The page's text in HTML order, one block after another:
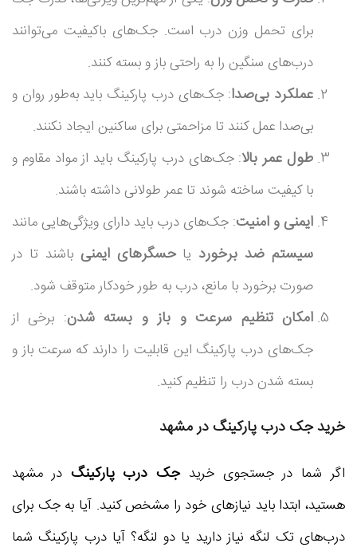
برای تحمل وزن درب است. جک‌های باکیفیت می‌توانند
درب‌های سنگین را به راحتی باز و بسته کنند.
عملکرد بی‌صدا: جک‌های درب پارکینگ باید به‌طور روان و
بی‌صدا عمل کنند تا مزاحمتی برای ساکنین ایجاد نکنند.
طول عمر بالا: جک‌های درب پارکینگ باید از مواد مقاوم و
با کیفیت ساخته شوند تا عمر طولانی داشته باشند.
ایمنی و امنیت: جک‌های درب باید دارای ویژگی‌هایی مانند
سیستم ضد برخورد یاحسگرهای ایمنی باشند تا در
صورت برخورد با مانع، درب به طور خودکار متوقف شود.
امکان تنظیم سرعت و باز و بسته شدن: برخی از
جک‌های درب پارکینگ این قابلیت را دارند که سرعت باز و
بسته شدن درب را تنظیم کنید.
خرید جک درب پارکینگ در مشهد
اگر شما در جستجوی خریدجک درب پارکینگ در مشهد
هستید، ابتدا باید نیازهای خود را مشخص کنید. آیا به جک برای
درب‌های تک لنگه نیاز دارید یا دو لنگه؟ آیا درب پارکینگ شما